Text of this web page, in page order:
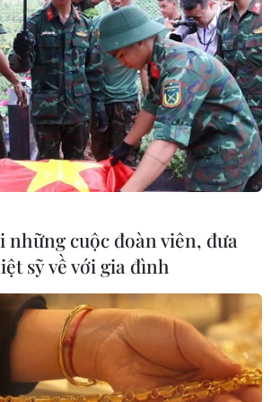
thêm hơn 560.000 ca
trong 24 giờ qua
cuộc đoàn viên, đưa
sỹ về với gia đình